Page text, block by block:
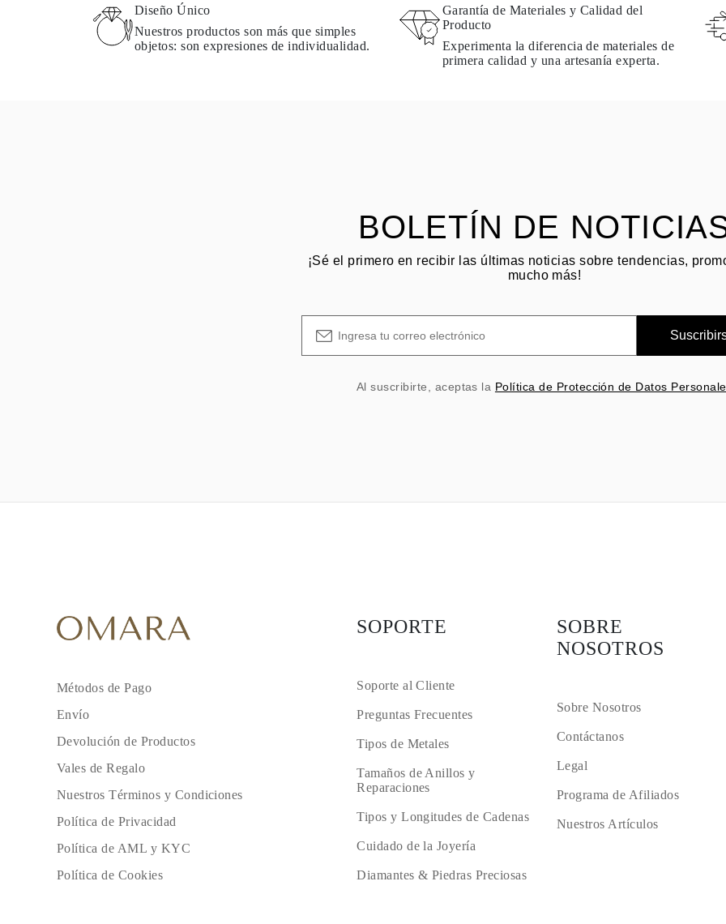
Envío
Nuestra Garantía
Devoluciones y Cambios
Reparaciones y Ajustes
Diseño Único
Nuestros productos son más que simples
objetos: son expresiones de individualidad.
Garantía de Materiales y Calidad del
Producto
Experimenta la diferencia de materiales de
primera calidad y una artesanía experta.
BOLETÍN DE
¡Sé el primero en recibir las últimas noticias sobre tendencias,
mucho más!
Al suscribirte, aceptas la Política de Protección de Datos
Métodos de Pago
Envío
Devolución de Productos
Vales de Regalo
Nuestros Términos y Condiciones
Política de Privacidad
Política de AML y KYC
Política de Cookies
SOPORTE
Soporte al Cliente
Preguntas Frecuentes
Tipos de Metales
Tamaños de Anillos y
Reparaciones
Tipos y Longitudes de Cadenas
Cuidado de la Joyería
Diamantes & Piedras Preciosas
SOBRE
NOSOTROS
Sobre Nosotros
Contáctanos
Legal
Programa de Afiliados
Nuestros Artículos